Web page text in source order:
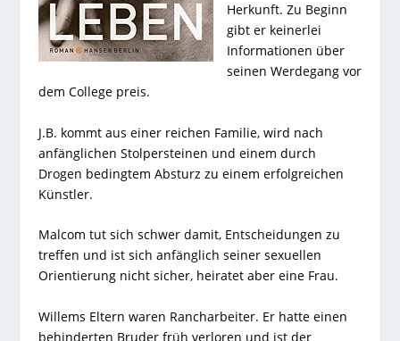
Herkunft. Zu Beginn
gibt er keinerlei
Informationen über
seinen Werdegang vor
dem College preis.
J.B. kommt aus einer reichen Familie, wird nach
anfänglichen Stolpersteinen und einem durch
Drogen bedingtem Absturz zu einem erfolgreichen
Künstler.
Malcom tut sich schwer damit, Entscheidungen zu
treffen und ist sich anfänglich seiner sexuellen
Orientierung nicht sicher, heiratet aber eine Frau.
Willems Eltern waren Rancharbeiter. Er hatte einen
behinderten Bruder früh verloren und ist der